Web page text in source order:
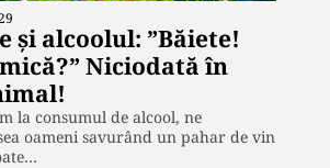
și alcoolul: ”Băiete!
Niciodată în
la consumul de alcool, ne
oameni savurând un pahar de vin